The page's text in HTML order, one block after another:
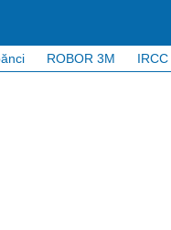
ROBOR 3M IRCC